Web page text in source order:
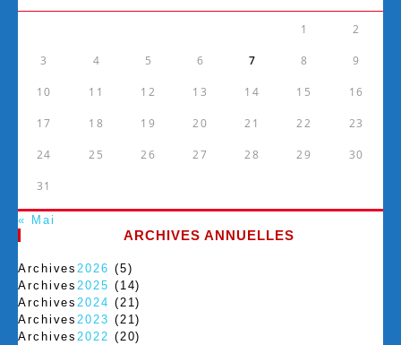
1 2
3 4 5 6 7 8 9
10 11 12 13 14 15 16
17 18 19 20 21 22 23
24 25 26 27 28 29 30
31
« Mai
ARCHIVES ANNUELLES
Archives2026 (5)
Archives2025 (14)
Archives2024 (21)
Archives2023 (21)
Archives2022 (20)